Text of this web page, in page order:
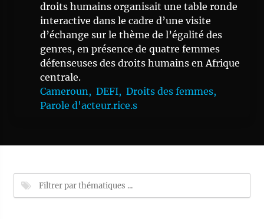
droits humains organisait une table ronde
interactive dans le cadre d’une visite
d’échange sur le thème de l’égalité des
genres, en présence de quatre femmes
défenseuses des droits humains en Afrique
centrale.
Cameroun, DEFI, Droits des femmes,
Parole d'acteur.rice.s